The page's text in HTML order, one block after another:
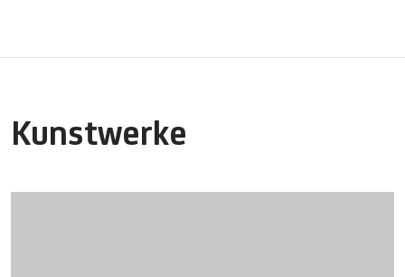
Kunstwerke